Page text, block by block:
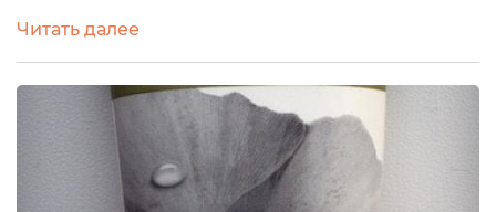
покраснения кожи.Я наносила крем на лицо как
рекомендовал производитель, на чистую кожу
тонким слоем. Но он у меня после нанесении
вызвал зуд кожи и покраснения. Крем очень плохо
впитывается, оставляя белые разводы на лице,...
Читать далее